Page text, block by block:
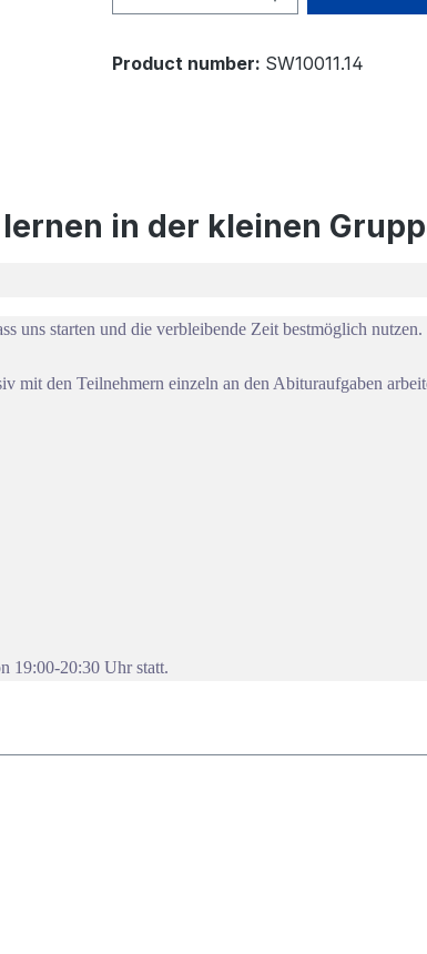
Product number: SW10011.14
in der kleinen
uns starten und die verbleibende Zeit bestmöglich nutzen.
mit den Teilnehmern einzeln an den Abituraufgaben
19:00-20:30 Uhr statt.